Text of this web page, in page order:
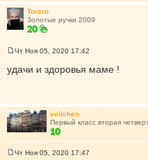
н
и
е
Torero
Золотые ручки 2009
о
н
и
е
Чт Ноя 05, 2020 17:42
удачи и здоровья маме !
veilchen
Первый класс вторая
Чт Ноя 05, 2020 17:47